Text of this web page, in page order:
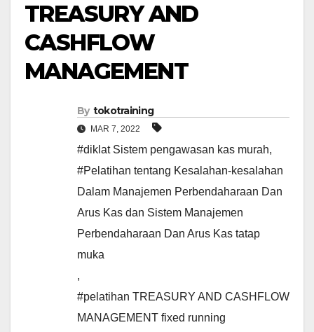
TREASURY AND
CASHFLOW
MANAGEMENT
By tokotraining
MAR 7, 2022
#diklat Sistem pengawasan kas murah,
#Pelatihan tentang Kesalahan-kesalahan
Dalam Manajemen Perbendaharaan Dan
Arus Kas dan Sistem Manajemen
Perbendaharaan Dan Arus Kas tatap
muka
,
#pelatihan TREASURY AND CASHFLOW
MANAGEMENT fixed running